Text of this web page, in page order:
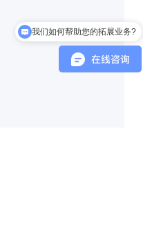
彦德国际（InCorp）业务有哪些?